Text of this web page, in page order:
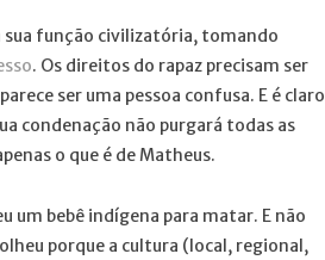
sua função civilizatória, tomando
. Os direitos do rapaz precisam ser
ser uma pessoa confusa. E é claro
condenação não purgará todas as
o que é de Matheus.
um bebê indígena para matar. E não
porque a cultura (local, regional,